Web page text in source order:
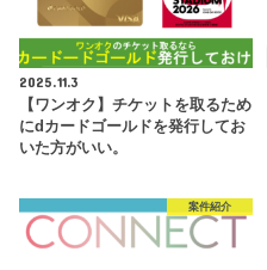
2025.11.3
【ワンオク】チケットを取るため
にdカードゴールドを発行してお
いた方がいい。
案件紹介